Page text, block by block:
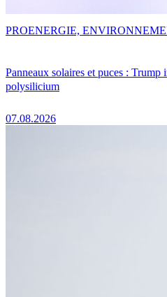
Panneaux solaires et puces : Trump
polysilicium
07.08.2026
PROENERGIE,